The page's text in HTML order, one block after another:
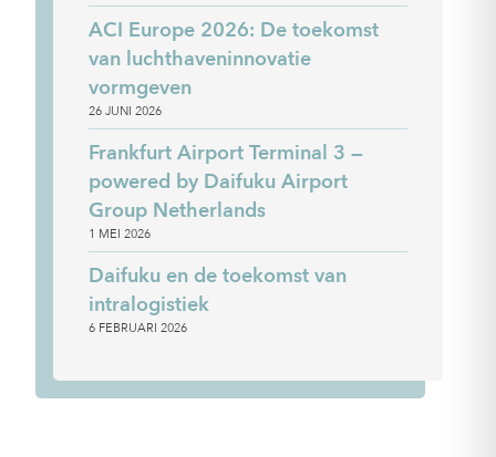
ACI Europe 2026: De toekomst
van luchthaveninnovatie
vormgeven
26 JUNI 2026
Frankfurt Airport Terminal 3 —
powered by Daifuku Airport
Group Netherlands
1 MEI 2026
Daifuku en de toekomst van
intralogistiek
6 FEBRUARI 2026